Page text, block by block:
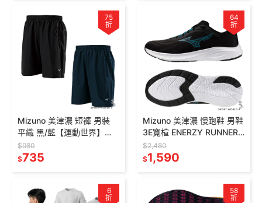
75
折
Mizuno 美津濃 短褲 男裝
平織 黑/藍【運動世界】
32TBYA0209/32TBYA02
13
$980
$735
64
折
Mizuno 美津濃 慢跑鞋 男鞋
3E寬楦 ENERZY RUNNERZ
2 黑藍【運動世界】
K1GA251201
$2,480
$1,590
6
折
58
折